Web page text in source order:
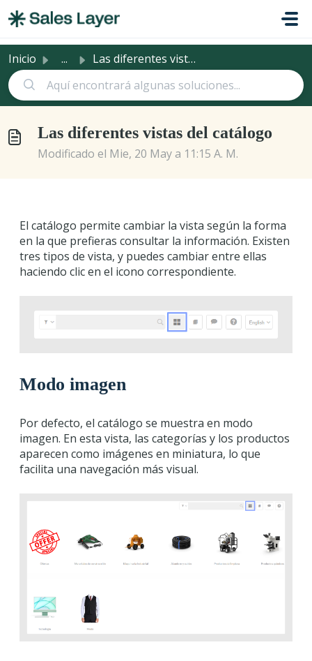
Inicio ... Las diferentes vistas del catálogo
Las diferentes vistas del catálogo
Modificado el Mie, 20 May a 11:15 A. M.
El catálogo permite cambiar la vista según la forma
en la que prefieras consultar la información. Existen
tres tipos de vista, y puedes cambiar entre ellas
haciendo clic en el icono correspondiente.
Modo imagen
Por defecto, el catálogo se muestra en modo
imagen. En esta vista, las categorías y los productos
aparecen como imágenes en miniatura, lo que
facilita una navegación más visual.